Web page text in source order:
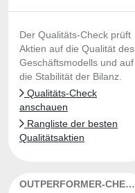
Der Qualitäts-Check prüft
Aktien auf die Qualität des
Geschäftsmodells und auf
die Stabilität der Bilanz.
Qualitäts-Check
anschauen
Rangliste der besten
Qualitätsaktien
OUTPERFORMER-CHECK